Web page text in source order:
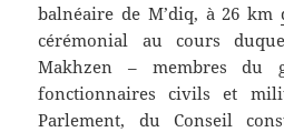
balnéaire de M’diq, à 26 km
cérémonial au cours
Makhzen – membres du
fonctionnaires civils et
Parlement, du Conseil